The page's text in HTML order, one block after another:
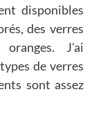
disponibles
des verres
J'ai
de verres
sont assez